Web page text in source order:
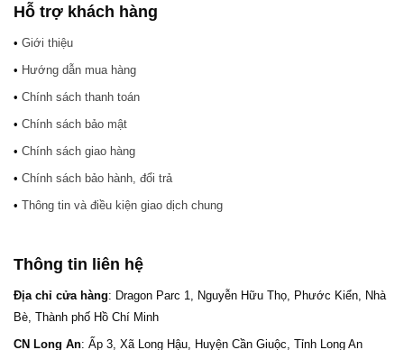
Hỗ trợ khách hàng
• Giới thiệu
• Hướng dẫn mua hàng
• Chính sách thanh toán
• Chính sách bảo mật
• Chính sách giao hàng
• Chính sách bảo hành, đổi trả
• Thông tin và điều kiện giao dịch chung
Thông tin liên hệ
Địa chỉ cửa hàng: Dragon Parc 1, Nguyễn Hữu Thọ, Phước Kiển, Nhà
Bè, Thành phố Hồ Chí Minh
CN Long An: Ấp 3, Xã Long Hậu, Huyện Cần Giuộc, Tỉnh Long An